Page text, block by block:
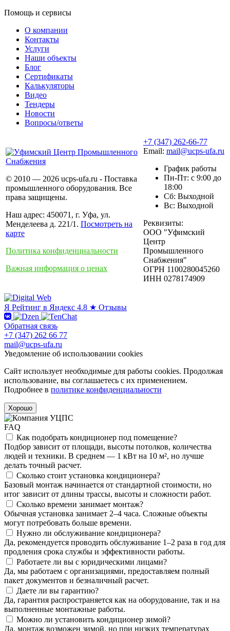
Помощь и сервисы
О компании
Контакты
Услуги
Наши объекты
Блог
Сертификаты
Калькуляторы
Видео
Тендеры
Новости
Вопросы/ответы
© 2010 — 2026 ucps-ufa.ru - Поставка
промышленного оборудования. Все
права защищены.
Наш адрес: 450071, г. Уфа, ул.
Менделеева д. 221/1. Посмотреть на
карте
Политика конфиденциальности
Важная информация о ценах
+7 (347) 262-66-77
Email: mail@ucps-ufa.ru
График работы
Пн-Пт: с 9:00 до
18:00
Сб: Выходной
Вс: Выходной
Реквизиты:
ООО "Уфимский
Центр
Промышленного
Снабжения"
ОГРН 1100280045260
ИНН 0278174909
Я Рейтинг в Яндекс 4.8 ★ Отзывы
Обратная связь
+7 (347) 262 66 77
mail@ucps-ufa.ru
Уведомление об использовании cookies
Сайт использует необходимые для работы cookies. Продолжая
использование, вы соглашаетесь с их применением.
Подробнее в политике конфиденциальности
Хорошо
FAQ
Как подобрать кондиционер под помещение?
Подбор зависит от площади, высоты потолков, количества
людей и техники. В среднем — 1 кВт на 10 м², но лучше
делать точный расчет.
Сколько стоит установка кондиционера?
Базовый монтаж начинается от стандартной стоимости, но
итог зависит от длины трассы, высоты и сложности работ.
Сколько времени занимает монтаж?
Обычная установка занимает 2–4 часа. Сложные объекты
могут потребовать больше времени.
Нужно ли обслуживание кондиционера?
Да, рекомендуется проводить обслуживание 1–2 раза в год для
продления срока службы и эффективности работы.
Работаете ли вы с юридическими лицами?
Да, мы работаем с организациями, предоставляем полный
пакет документов и безналичный расчет.
Даете ли вы гарантию?
Да, гарантия распространяется как на оборудование, так и на
выполненные монтажные работы.
Можно ли установить кондиционер зимой?
Да, монтаж возможен зимой, но при низких температурах